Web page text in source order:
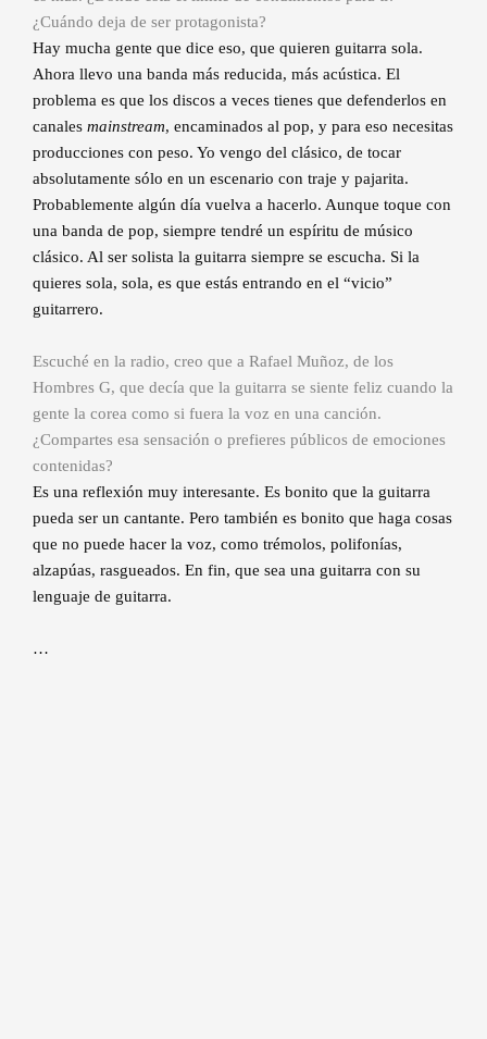
¿Cuándo deja de ser protagonista?
Hay mucha gente que dice eso, que quieren guitarra sola.
Ahora llevo una banda más reducida, más acústica. El
problema es que los discos a veces tienes que defenderlos en
canales mainstream, encaminados al pop, y para eso necesitas
producciones con peso. Yo vengo del clásico, de tocar
absolutamente sólo en un escenario con traje y pajarita.
Probablemente algún día vuelva a hacerlo. Aunque toque con
una banda de pop, siempre tendré un espíritu de músico
clásico. Al ser solista la guitarra siempre se escucha. Si la
quieres sola, sola, es que estás entrando en el “vicio”
guitarrero.
Escuché en la radio, creo que a Rafael Muñoz, de los
Hombres G, que decía que la guitarra se siente feliz cuando la
gente la corea como si fuera la voz en una canción.
¿Compartes esa sensación o prefieres públicos de emociones
contenidas?
Es una reflexión muy interesante. Es bonito que la guitarra
pueda ser un cantante. Pero también es bonito que haga cosas
que no puede hacer la voz, como trémolos, polifonías,
alzapúas, rasgueados. En fin, que sea una guitarra con su
lenguaje de guitarra.
…